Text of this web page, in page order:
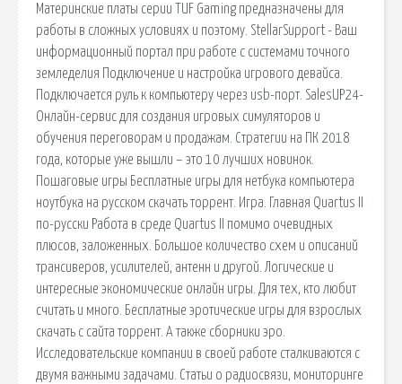
Материнские платы серии TUF Gaming предназначены для
работы в сложных условиях и поэтому. StellarSupport - Ваш
информационный портал при работе с системами точного
земледелия Подключение и настройка игрового девайса.
Подключается руль к компьютеру через usb-порт. SalesUP24-
Онлайн-сервис для создания игровых симуляторов и
обучения переговорам и продажам. Стратегии на ПК 2018
года, которые уже вышли – это 10 лучших новинок.
Пошаговые игры Бесплатные игры для нетбука компьютера
ноутбука на русском скачать торрент. Игра. Главная Quartus II
по-русски Работа в среде Quartus II помимо очевидных
плюсов, заложенных. Большое количество схем и описаний
трансиверов, усилителей, антенн и другой. Логические и
интересные экономические онлайн игры. Для тех, кто любит
считать и много. Бесплатные эротические игры для взрослых
скачать с сайта торрент. А также сборники эро.
Исследовательские компании в своей работе сталкиваются с
двумя важными задачами. Статьи о радиосвязи, мониторинге